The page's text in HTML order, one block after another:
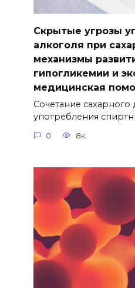
Скрытые угрозы
алкоголя при
механизмы
гипогликемии и
медицинская
Сочетание сахарного
употребления
0 8к.